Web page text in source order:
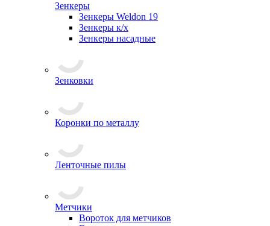
Зенкеры
Зенкеры Weldon 19
Зенкеры к/х
Зенкеры насадные
Зенковки
Коронки по металлу
Ленточные пилы
Метчики
Вороток для метчиков